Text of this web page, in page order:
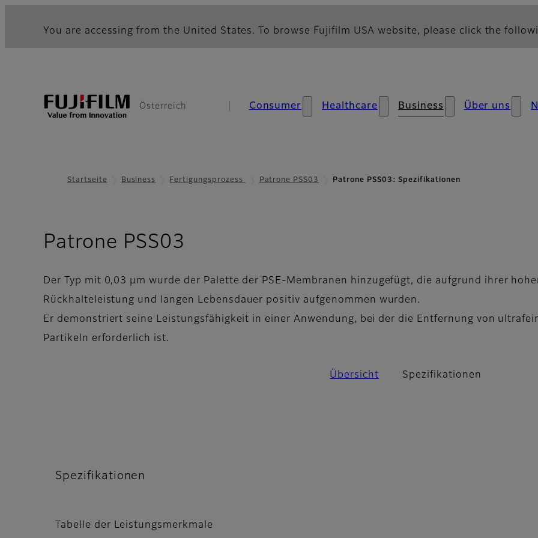
You are accessing from the United States. To browse Fujifilm USA website, please click the
Österreich Consumer Healthcare Business Über uns
Startseite Business Fertigungsprozess Patrone PSS03 Patrone PSS03: Spezifikationen
Patrone PSS03
Der Typ mit 0,03 µm wurde der Palette der PSE-Membranen hinzugefügt, die aufgrund ihrer
Rückhalteleistung und langen Lebensdauer positiv aufgenommen wurden.
Er demonstriert seine Leistungsfähigkeit in einer Anwendung, bei der die Entfernung von
Partikeln erforderlich ist.
Übersicht Spezifikationen
Spezifikationen
Tabelle der Leistungsmerkmale